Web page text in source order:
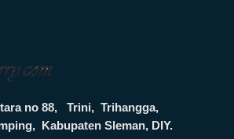
no 88, Trini, Trihangga,
Kabupaten Sleman, DIY.